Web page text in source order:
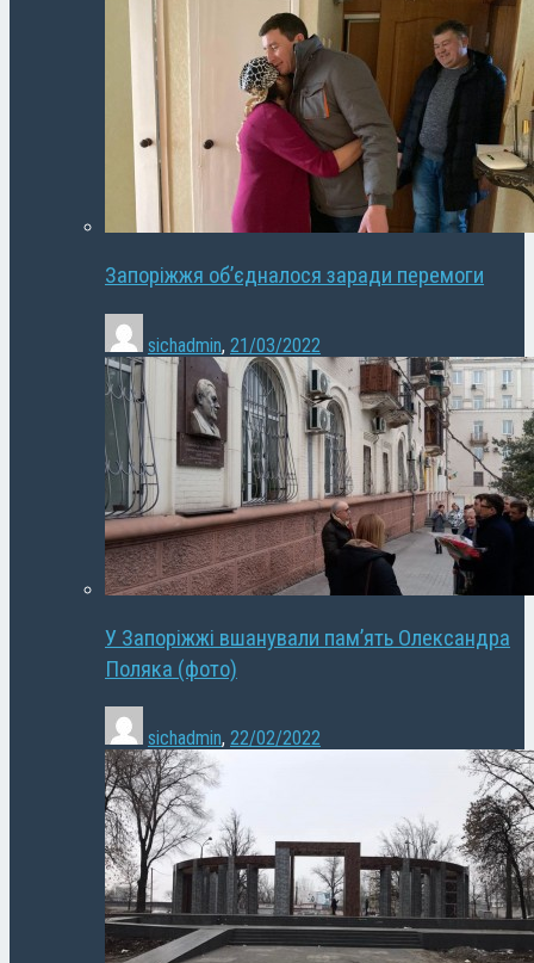
Запоріжжя об’єдналося заради перемоги
sichadmin, 21/03/2022
У Запоріжжі вшанували пам’ять Олександра
Поляка (фото)
sichadmin, 22/02/2022